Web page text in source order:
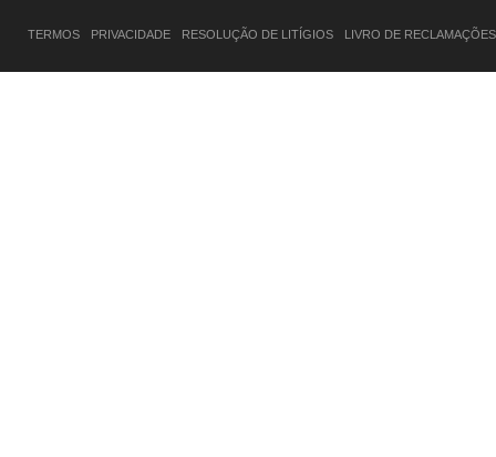
TERMOS PRIVACIDADE RESOLUÇÃO DE LITÍGIOS LIVRO DE RECLAMAÇÕES